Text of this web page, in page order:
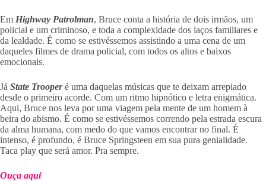
Em Highway Patrolman, Bruce conta a história de dois irmãos, um
policial e um criminoso, e toda a complexidade dos laços familiares e
da lealdade. É como se estivéssemos assistindo a uma cena de um
daqueles filmes de drama policial, com todos os altos e baixos
emocionais.
Já State Trooperé uma daquelas músicas que te deixam arrepiado
desde o primeiro acorde. Com um ritmo hipnótico e letra enigmática.
Aqui, Bruce nos leva por uma viagem pela mente de um homem à
beira do abismo. É como se estivéssemos correndo pela estrada escura
da alma humana, com medo do que vamos encontrar no final. É
intenso, é profundo, é Bruce Springsteen em sua pura genialidade.
Taca play que será amor. Pra sempre.
Ouça aqui